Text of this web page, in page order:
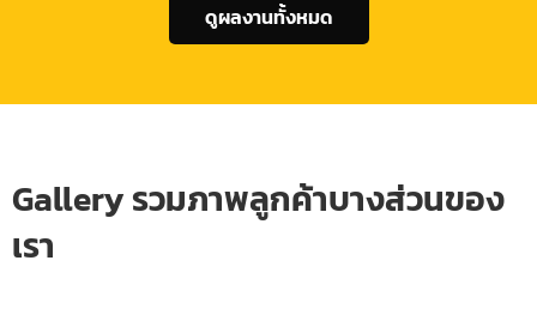
ดูผลงานทั้งหมด
Gallery รวมภาพลูกค้าบางส่วนของ
เรา